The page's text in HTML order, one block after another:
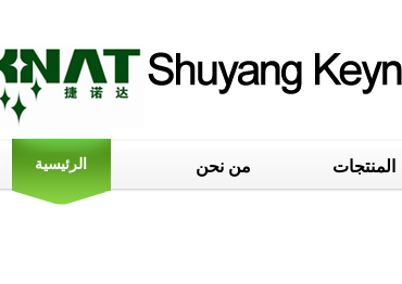
من نحن المنتجات